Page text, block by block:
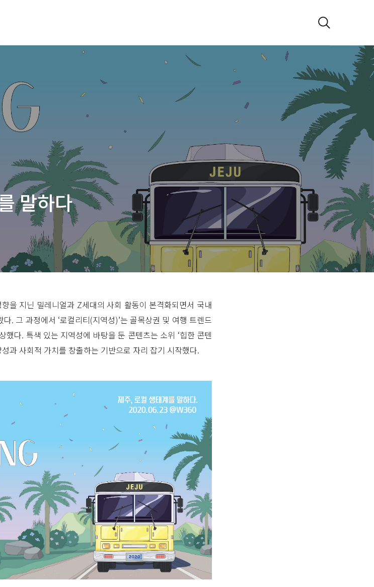
말하다
을 지닌 밀레니얼과 Z세대의 사회 활동이 본격화되면서 국내
. 그 과정에서 ‘로컬리티(지역성)’는 골목상권 및 여행 트렌드
다. 특색 있는 지역성에 바탕을 둔 콘텐츠는 소위 ‘힙한 콘텐
과 사회적 가치를 창출하는 기반으로 자리 잡기 시작했다.